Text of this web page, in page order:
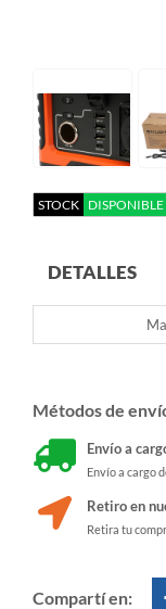
STOCK DISPONIBLE
DETALLES
Métodos de
Envío a
Envío a cargo
Retiro en
Retira tu
Compartí en: